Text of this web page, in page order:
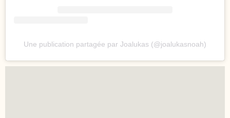
Une publication partagée par Joalukas (@joalukasnoah)